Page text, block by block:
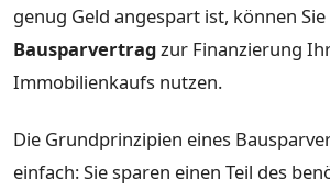
genug Geld angespart ist, können Sie
Bausparvertragzur Finanzierung
Immobilienkaufs nutzen.
Die Grundprinzipien eines
einfach: Sie sparen einen Teil des